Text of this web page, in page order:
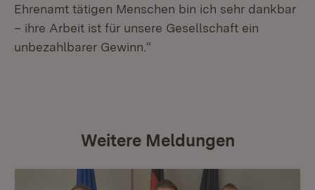
Ehrenamt tätigen Menschen bin ich sehr dankbar
– ihre Arbeit ist für unsere Gesellschaft ein
unbezahlbarer Gewinn.“
Weitere Meldungen